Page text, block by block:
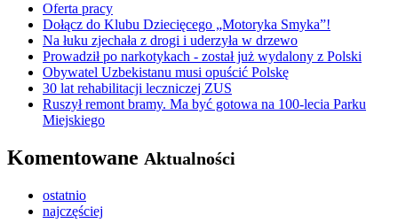
Oferta pracy
Dołącz do Klubu Dziecięcego „Motoryka Smyka”!
Na łuku zjechała z drogi i uderzyła w drzewo
Prowadził po narkotykach - został już wydalony z Polski
Obywatel Uzbekistanu musi opuścić Polskę
30 lat rehabilitacji leczniczej ZUS
Ruszył remont bramy. Ma być gotowa na 100-lecia Parku
Miejskiego
Komentowane Aktualności
ostatnio
najczęściej